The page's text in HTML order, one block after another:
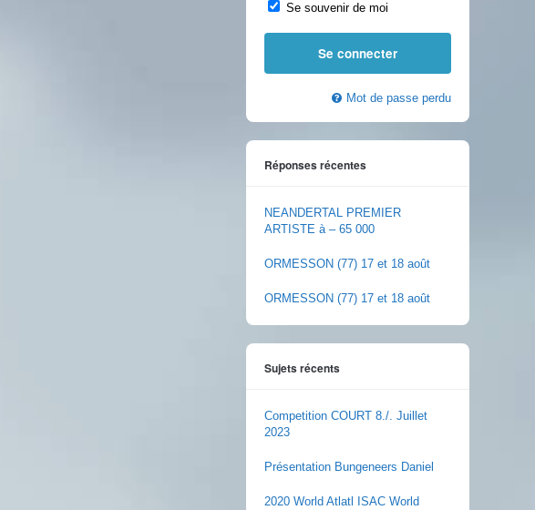
Se souvenir de moi
Mot de passe perdu
Réponses récentes
NEANDERTAL PREMIER
ARTISTE à – 65 000
ORMESSON (77) 17 et 18 août
ORMESSON (77) 17 et 18 août
Sujets récents
Competition COURT 8./. Juillet
2023
Présentation Bungeneers Daniel
2020 World Atlatl ISAC World